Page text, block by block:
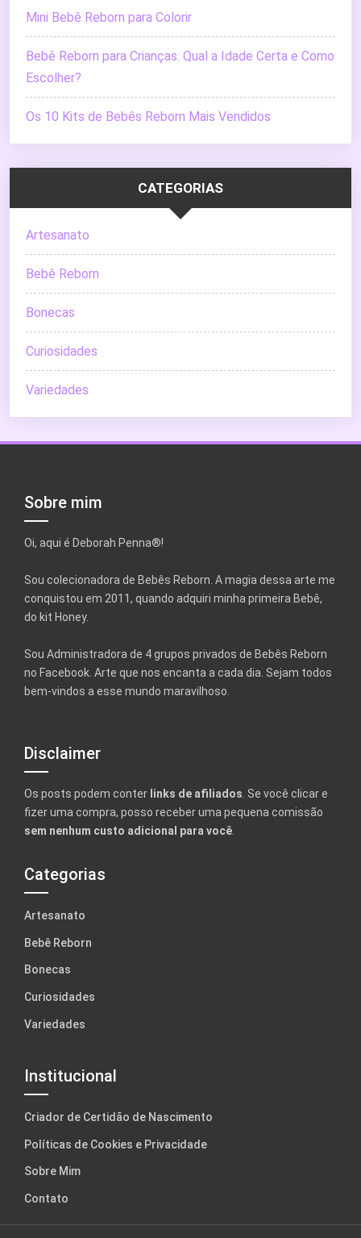
Mini Bebê Reborn para Colorir
Bebê Reborn para Crianças: Qual a Idade Certa e Como
Escolher?
Os 10 Kits de Bebês Reborn Mais Vendidos
CATEGORIAS
Artesanato
Bebê Reborn
Bonecas
Curiosidades
Variedades
Sobre mim
Oi, aqui é Deborah Penna®!
Sou colecionadora de Bebês Reborn. A magia dessa arte me
conquistou em 2011, quando adquiri minha primeira Bebê,
do kit Honey.
Sou Administradora de 4 grupos privados de Bebês Reborn
no Facebook. Arte que nos encanta a cada dia. Sejam todos
bem-vindos a esse mundo maravilhoso.
Disclaimer
Os posts podem conter links de afiliados . Se você clicar e
fizer uma compra, posso receber uma pequena comissão
sem nenhum custo adicional para você
Categorias
Artesanato
Bebê Reborn
Bonecas
Curiosidades
Variedades
Institucional
Criador de Certidão de Nascimento
Políticas de Cookies e Privacidade
Sobre Mim
Contato